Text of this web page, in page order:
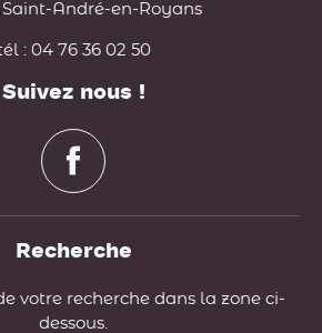
André-en-Royans
: 04 76 36 02 50
Suivez nous !
Recherche
votre recherche dans la zone ci-
dessous.